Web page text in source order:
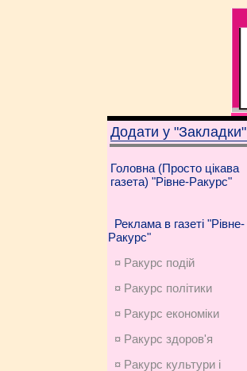
Додати у "Закладки"
Головна (Просто цікава
газета) "Рівне-Ракурс"
Реклама в газеті "Рівне-
Ракурс"
¤ Ракурс подій
¤ Ракурс політики
¤ Ракурс економiки
¤ Ракурс здоров'я
¤ Ракурс культури і